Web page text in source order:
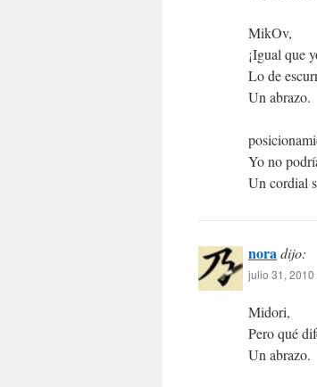
MikOv,
¡Igual que
Lo de
Un abrazo.
Yo no
Un cordial
noradijo:
julio 31, 2010
Midori,
Pero qué
Un abrazo.